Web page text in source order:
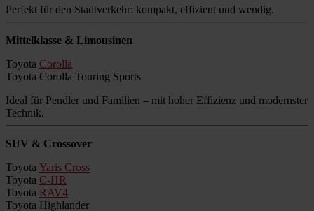
Perfekt für den Stadtverkehr: kompakt, effizient und wendig.
Mittelklasse & Limousinen
Toyota Corolla
Toyota Corolla Touring Sports
Ideal für Pendler und Familien – mit hoher Effizienz und modernster
Technik.
SUV & Crossover
Toyota Yaris Cross
Toyota C-HR
Toyota RAV4
Toyota Highlander